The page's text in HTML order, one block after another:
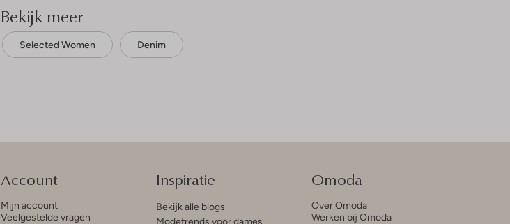
Bekijk meer
Selected Women Denim
Account
Mijn account
Veelgestelde vragen
Inspiratie
Bekijk alle blogs
Modetrends voor dames
Omoda
Over Omoda
Werken bij Omoda